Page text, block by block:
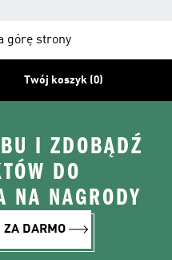
górę strony
Twój koszyk (0)
I ZDOBĄDŹ
DO
NA NAGRODY
ZA DARMO